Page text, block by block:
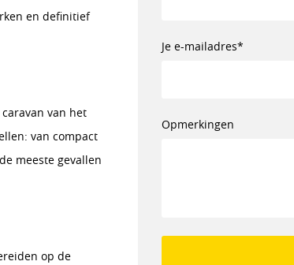
en definitief
van het
van compact
meeste gevallen
op de
Je e-mailadres*
Opmerkingen